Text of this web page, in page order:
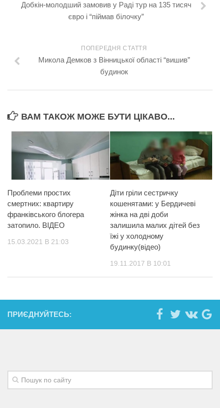
Добкін-молодший замовив у Раді тур на 135 тисяч
євро і “піймав білочку”
ПОПЕРЕДНЯ СТАТТЯ
Микола Демков з Вінницької області “вишив”
будинок
ВАМ ТАКОЖ МОЖЕ БУТИ ЦІКАВО...
Проблеми простих
смертних: квартиру
франківського блогера
затопило. ВІДЕО
15.03.2021 В 21:03
Діти гріли сестричку
кошенятами: у Бердичеві
жінка на дві доби
залишила малих дітей без
їжі у холодному
будинку(відео)
19.11.2017 В 10:01
ПРИЄДНУЙТЕСЬ: